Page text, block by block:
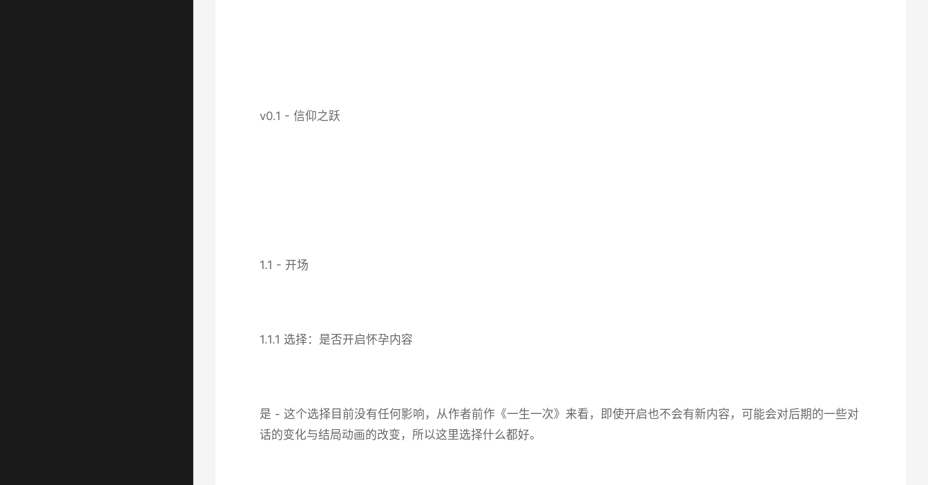
v0.1 - 信仰之跃
1.1 - 开场
1.1.1 选择：是否开启怀孕内容
是 - 这个选择目前没有任何影响，从作者前作《一生一次》来看，即使开启也不会有新内容，可能会对后期的一些对
话的变化与结局动画的改变，所以这里选择什么都好。